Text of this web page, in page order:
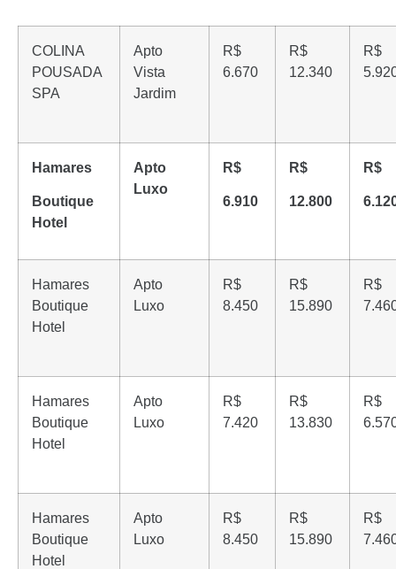
COLINA
POUSADA
SPA
Apto
Vista
Jardim
R$
6.670
R$
12.340
R$
Hamares
Boutique
Hotel
Apto
Luxo
R$
6.910
R$
12.800
R$
Hamares
Boutique
Hotel
Apto
Luxo
R$
8.450
R$
15.890
R$
Hamares
Boutique
Hotel
Apto
Luxo
R$
7.420
R$
13.830
R$
Hamares
Boutique
Hotel
Apto
Luxo
R$
8.450
R$
15.890
R$